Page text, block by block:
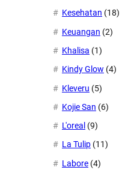
Kesehatan (18)
Keuangan (2)
Khalisa (1)
Kindy Glow (4)
Kleveru (5)
Kojie San (6)
L'oreal (9)
La Tulip (11)
Labore (4)